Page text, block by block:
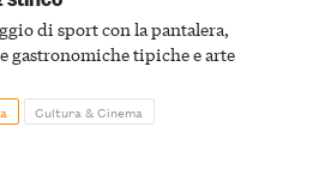
di sport con la pantalera,
gastronomiche tipiche e arte
Cultura & Cinema